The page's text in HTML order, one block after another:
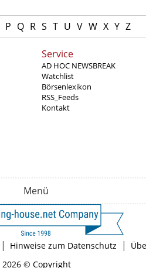
P Q R S T U V W X Y Z
Service
AD HOC NEWSBREAK
Watchlist
Börsenlexikon
RSS_Feeds
Kontakt
Menü
| Hinweise zum Datenschutz |
2026 © Copyright